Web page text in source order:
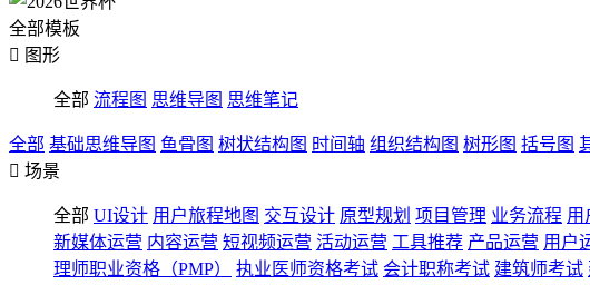
全部模板
 图形
全部 流程图 思维导图 思维笔记
全部 基础思维导图 鱼骨图 树状结构图 时间轴 组织结构图 树形图 括号图
 场景
全部 UI设计 用户旅程地图 交互设计 原型规划 项目管理 业务流程 用
新媒体运营 内容运营 短视频运营 活动运营 工具推荐 产品运营 用户
理师职业资格（PMP）
执业医师资格考试 会计职称考试 建筑师考试